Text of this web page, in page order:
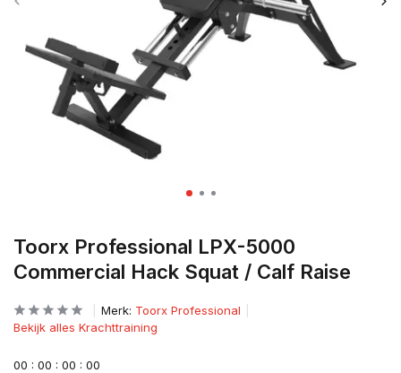
Toorx Professional LPX-5000
Commercial Hack Squat / Calf Raise
Merk: Toorx Professional
Bekijk alles Krachttraining
00 : 00 : 00 : 00